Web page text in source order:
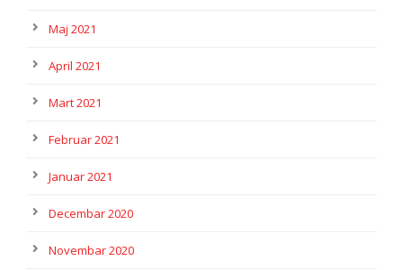
Maj 2021
April 2021
Mart 2021
Februar 2021
Januar 2021
Decembar 2020
Novembar 2020